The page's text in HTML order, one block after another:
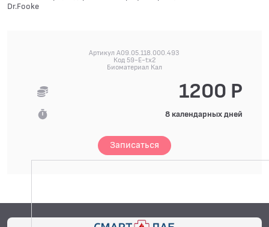
Dr.Fooke
Артикул A09.05.118.000.493
Код 59-E-tx2
Биоматериал Кал
1200 Р
8 календарных дней
Записаться